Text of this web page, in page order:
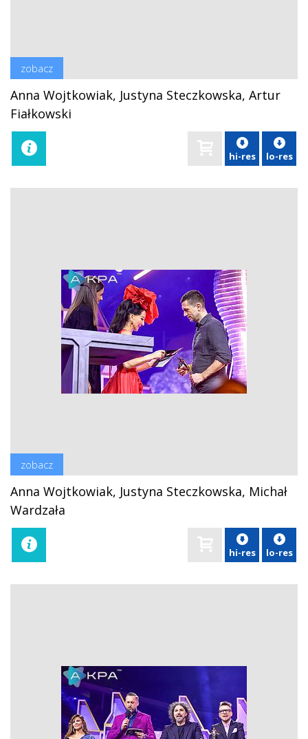
zobacz
Anna Wojtkowiak, Justyna Steczkowska, Artur
Fiałkowski
hi-res lo-res
zobacz
Anna Wojtkowiak, Justyna Steczkowska, Michał
Wardzała
hi-res lo-res